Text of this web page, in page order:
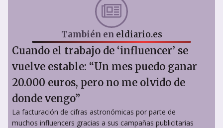
También en eldiario.es
Cuando el trabajo de ‘influencer’ se
vuelve estable: “Un mes puedo ganar
20.000 euros, pero no me olvido de
donde vengo”
La facturación de cifras astronómicas por parte de
muchos influencers gracias a sus campañas publicitarias